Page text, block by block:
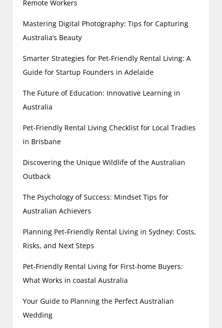
Remote Workers
Mastering Digital Photography: Tips for Capturing
Australia’s Beauty
Smarter Strategies for Pet-Friendly Rental Living: A
Guide for Startup Founders in Adelaide
The Future of Education: Innovative Learning in
Australia
Pet-Friendly Rental Living Checklist for Local Tradies
in Brisbane
Discovering the Unique Wildlife of the Australian
Outback
The Psychology of Success: Mindset Tips for
Australian Achievers
Planning Pet-Friendly Rental Living in Sydney: Costs,
Risks, and Next Steps
Pet-Friendly Rental Living for First-home Buyers:
What Works in coastal Australia
Your Guide to Planning the Perfect Australian
Wedding